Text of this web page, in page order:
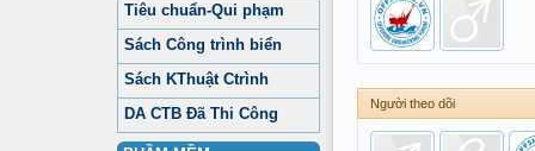
Tiêu chuẩn-Qui phạm
Sách Công trình biển
Sách KThuật Ctrình
DA CTB Đã Thi Công
Người theo dõi